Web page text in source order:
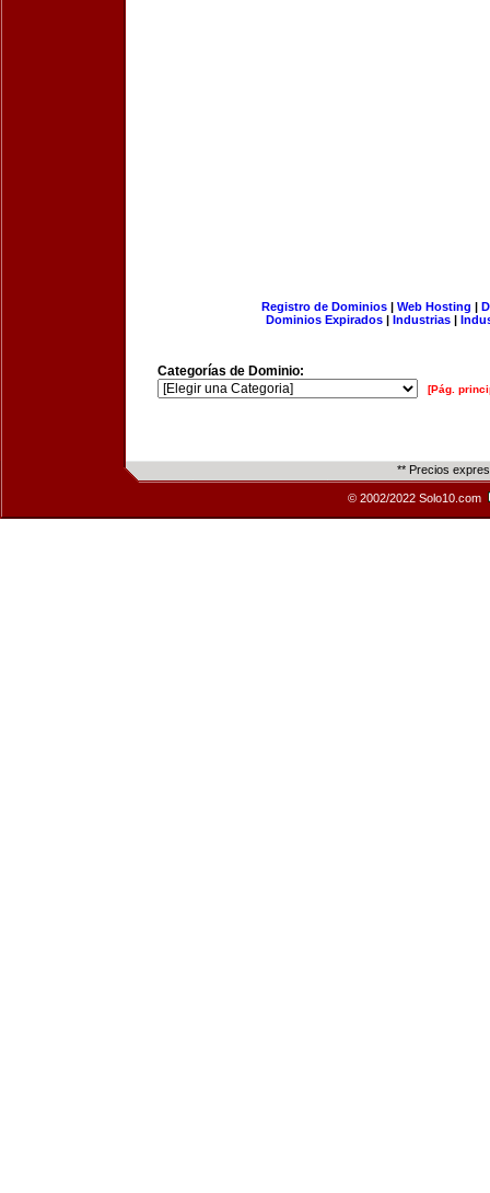
Registro de Dominios| Web Hosting |
Dominios Expirados | Industrias |
Categorías de Dominio:
[Pág.
** Precios
© 2002/2022 Solo10.com